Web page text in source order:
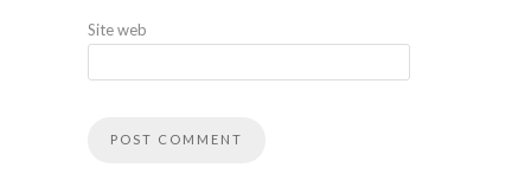
Site web